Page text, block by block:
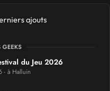
ajouts
du Jeu 2026
- à Halluin